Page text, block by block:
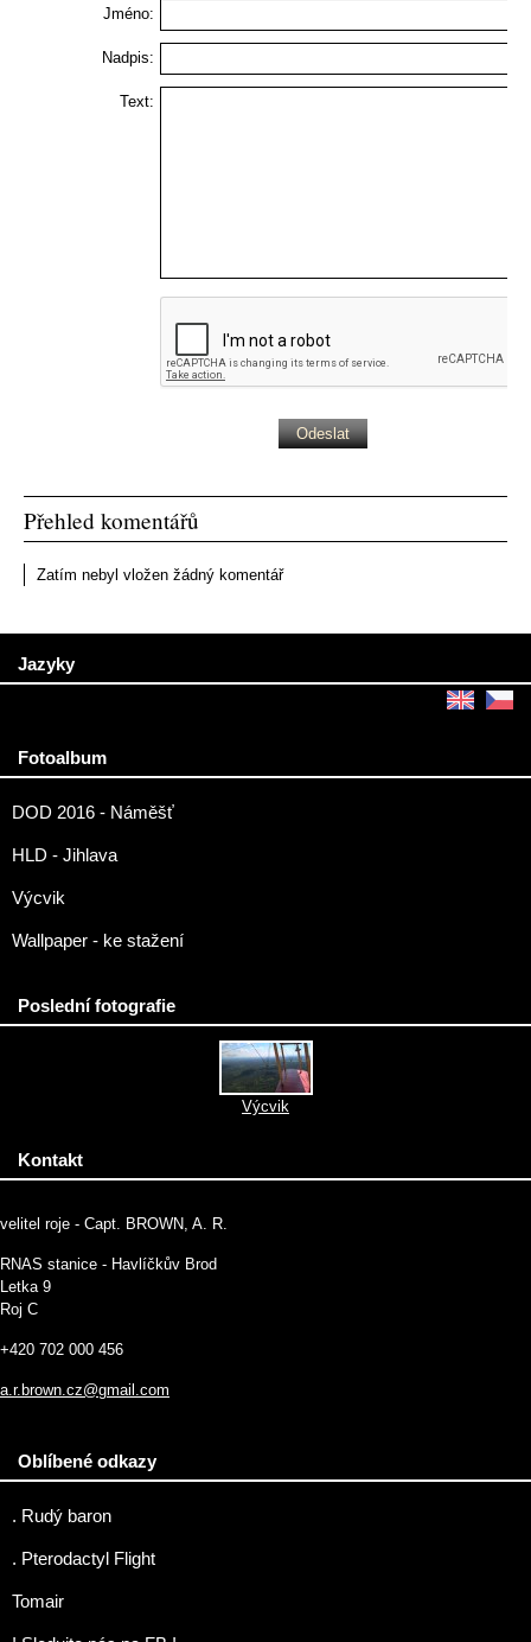
Jméno:
Nadpis:
Text:
Přehled komentářů
Zatím nebyl vložen žádný komentář
Jazyky
Fotoalbum
DOD 2016 - Náměšť
HLD - Jihlava
Výcvik
Wallpaper - ke stažení
Poslední fotografie
Výcvik
Kontakt
velitel roje - Capt. BROWN, A. R.
RNAS stanice - Havlíčkův Brod
Letka 9
Roj C
+420 702 000 456
a.r.brown.cz@gmail.com
Oblíbené odkazy
. Rudý baron
. Pterodactyl Flight
Tomair